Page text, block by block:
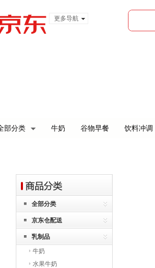
更多导航
部分类 牛奶 谷物早餐 饮料冲调
全部分类
京东仓配送
乳制品
牛奶
水果牛奶